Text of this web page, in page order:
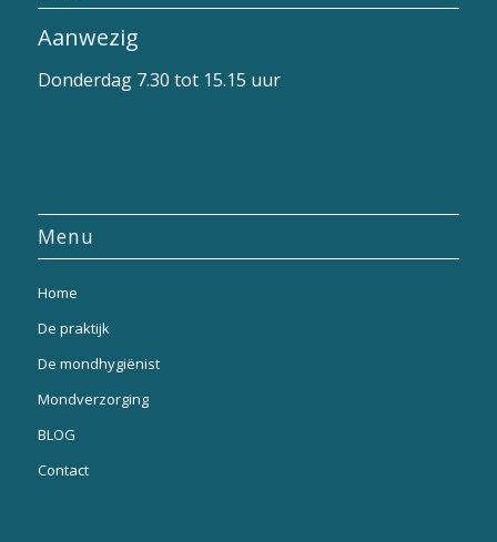
Aanwezig
Donderdag 7.30 tot 15.15 uur
Menu
Home
De praktijk
De mondhygiënist
Mondverzorging
BLOG
Contact